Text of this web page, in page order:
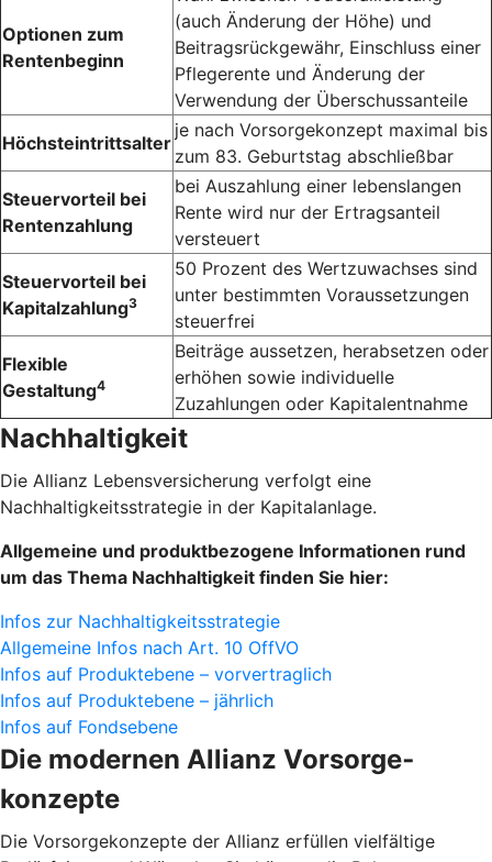
Optionen zum
Rentenbeginn
(auch Änderung der Höhe) und
Beitragsrückgewähr, Einschluss einer
Pflegerente und Änderung der
Verwendung der Überschussanteile
Höchsteintrittsalter
je nach Vorsorge­konzept maximal bis
zum 83. Geburts­tag abschließbar
Steuervorteil bei
Rentenzahlung
bei Auszahlung einer lebens­langen
Rente wird nur der Ertrags­anteil
versteuert
Steuervorteil bei
Kapitalzahlung3
50 Prozent des Wert­zuwachses sind
unter bestimmten Voraus­setzungen
steuerfrei
Flexible
Gestaltung4
Beiträge aussetzen, herabsetzen oder
erhöhen sowie individuelle
Zuzahlungen oder Kapital­entnahme
Nachhaltigkeit
Die Allianz Lebensversicherung verfolgt eine
Nachhaltigkeitsstrategie in der Kapitalanlage.
Allgemeine und produktbezogene Informationen rund
um das Thema Nachhaltigkeit finden Sie hier:
Infos zur Nachhaltigkeitsstrategie
Allgemeine Infos nach Art. 10 OffVO
Infos auf Produktebene – vorvertraglich
Infos auf Produktebene – jährlich
Infos auf Fondsebene
Die modernen Allianz Vorsorge­
konzepte
Die Vorsorgekonzepte der Allianz erfüllen vielfältige